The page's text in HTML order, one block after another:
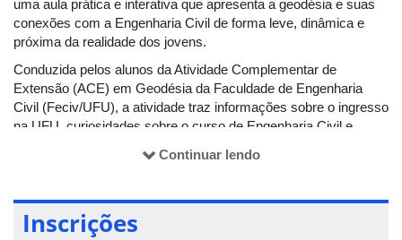
uma aula prática e interativa que apresenta a geodésia e suas
conexões com a Engenharia Civil de forma leve, dinâmica e
próxima da realidade dos jovens.
Conduzida pelos alunos da Atividade Complementar de
Extensão (ACE) em Geodésia da Faculdade de Engenharia
Civil (Feciv/UFU), a atividade traz informações sobre o ingresso
na UFU, curiosidades sobre o curso de Engenharia Civil e
incluindo mapeamento digital, GPS e drones.
universidade, poderão tirar dúvidas e vivenciar como a
Engenharia Civil se conecta com ciência, tecnologia e inovação.
Continuar lendo
Inscrições